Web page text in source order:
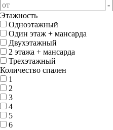
-
Этажность
Одноэтажный
Один этаж + мансарда
Двухэтажный
2 этажа + мансарда
Трехэтажный
Количество спален
1
2
3
4
5
6